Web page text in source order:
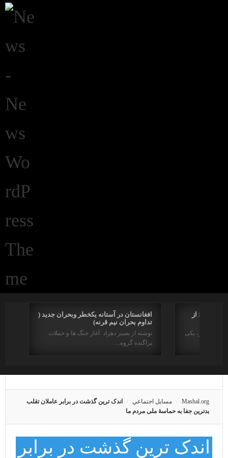
افغانستان در آستانه یکخطر وبحران جدید (
تداوم بحران نیم قرنه)
نوشته از بصیر دهزاد آغاز جنگ ها و حملات
پراگنده گروه…
دینی؛ از
سده اخیر، یکی
Mashal.org مسايل اجتماعي
اندک ترین گذشت در برابر عاملان تقلب
بدترین جفا به حماسۀ ملی مردم ما
اندک ترین گذشت در برابر